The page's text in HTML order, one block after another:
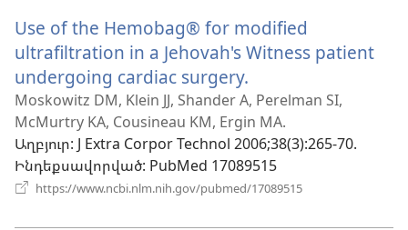
պատուհան)
Use of the Hemobag® for modified
ultrafiltration in a Jehovah's Witness patient
undergoing cardiac surgery.
է
նոր
պատուհան)
Moskowitz DM, Klein JJ, Shander A, Perelman SI,
McMurtry KA, Cousineau KM, Ergin MA.
Աղբյուր‎: J Extra Corpor Technol 2006;38(3):265-70.
Ինդեքսավորված‎: PubMed 17089515
https://www.ncbi.nlm.nih.gov/pubmed/17089515